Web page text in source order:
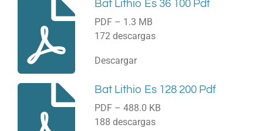
Bat Lithio Es 36 100 Pdf
PDF – 1.3 MB
172 descargas
Descargar
Bat Lithio Es 128 200 Pdf
PDF – 488.0 KB
188 descargas